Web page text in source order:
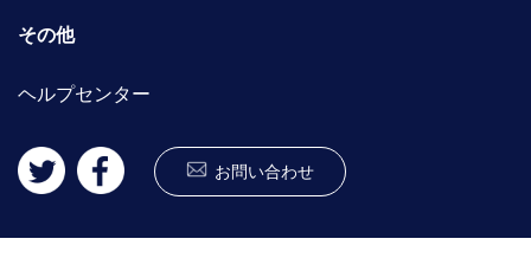
その他
ヘルプセンター
お問い合わせ